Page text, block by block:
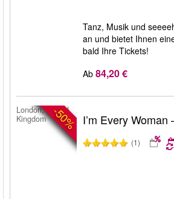
Tanz, Musik und
an und bietet Ihnen
bald Ihre Tickets!
Ab 84,20 €
-50%
London, United
Kingdom
I’m Every
(1)